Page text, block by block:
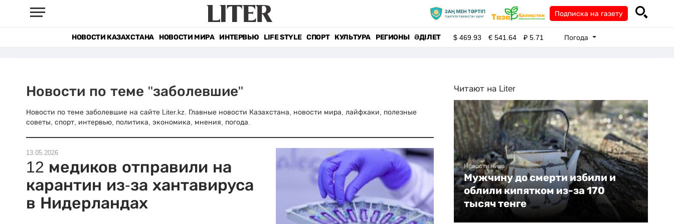
Подписка на газету
НОВОСТИ КАЗАХСТАНА НОВОСТИ МИРА ИНТЕРВЬЮ LIFE STYLE СПОРТ КУЛЬТУРА РЕГИОНЫ ӘДІЛЕТ $469.93 €541.64 ₽5.71 Погода
Новости по теме "заболевшие"
Новости по теме заболевшие на сайте Liter.kz. Главные новости Казахстана, новости мира, лайфхаки, полезные
советы, спорт, интервью, политика, экономика, мнения, погода.
13.05.2026
12 медиков отправили на
карантин из-за хантавируса
в Нидерландах
Читают на Liter
Новости мира
Мужчину до смерти избили и
облили кипятком из-за 170
тысяч тенге